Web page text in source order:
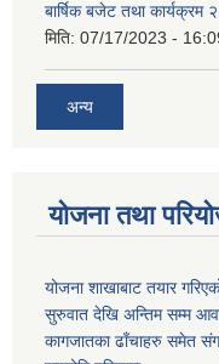
बार्षिक बजेट तथा कार्यक्रम
मिति: 07/17/2023 -
अन्य
योजना तथा
योजना शाखाबाट तयार
सुरुवात देखि अन्तिम सम्म
कागजातका ढाँचाहरु समेत